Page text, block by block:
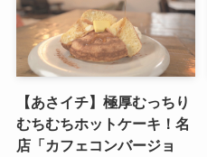
【あさイチ】極厚むっちり
むちむちホットケーキ！名
店「カフェコンバージョ